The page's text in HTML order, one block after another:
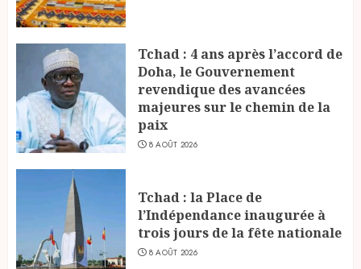
Tchad : 4 ans après l’accord de
Doha, le Gouvernement
revendique des avancées
majeures sur le chemin de la
paix
8 AOÛT 2026
Tchad : la Place de
l’Indépendance inaugurée à
trois jours de la fête nationale
8 AOÛT 2026